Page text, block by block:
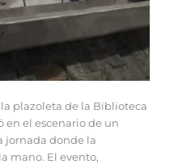
la plazoleta de la Biblioteca
en el escenario de un
jornada donde la
mano. El evento,